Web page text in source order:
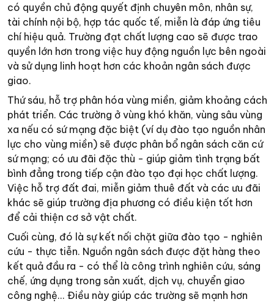
có quyền chủ động quyết định chuyên môn, nhân sự,
tài chính nội bộ, hợp tác quốc tế, miễn là đáp ứng tiêu
chí hiệu quả. Trường đạt chất lượng cao sẽ được trao
quyền lớn hơn trong việc huy động nguồn lực bên ngoài
và sử dụng linh hoạt hơn các khoản ngân sách được
giao.
Thứ sáu, hỗ trợ phân hóa vùng miền, giảm khoảng cách
phát triển. Các trường ở vùng khó khăn, vùng sâu vùng
xa nếu có sứ mạng đặc biệt (ví dụ đào tạo nguồn nhân
lực cho vùng miền) sẽ được phân bổ ngân sách căn cứ
sứ mạng; có ưu đãi đặc thù - giúp giảm tình trạng bất
bình đẳng trong tiếp cận đào tạo đại học chất lượng.
Việc hỗ trợ đất đai, miễn giảm thuê đất và các ưu đãi
khác sẽ giúp trường địa phương có điều kiện tốt hơn
để cải thiện cơ sở vật chất.
Cuối cùng, đó là sự kết nối chặt giữa đào tạo - nghiên
cứu - thực tiễn. Nguồn ngân sách được đặt hàng theo
kết quả đầu ra - có thể là công trình nghiên cứu, sáng
chế, ứng dụng trong sản xuất, dịch vụ, chuyển giao
công nghệ... Điều này giúp các trường sẽ mạnh hơn